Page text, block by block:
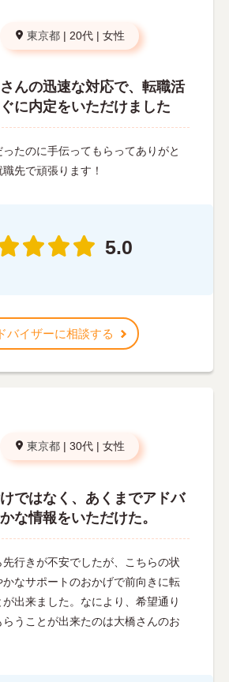
東京都 | 20代 | 女性
んの迅速な対応で、転職活
に内定をいただけました
たのに手伝ってもらってありがと
先で頑張ります！
5.0
バイザーに相談する
東京都 | 30代 | 女性
ではなく、あくまでアドバ
な情報をいただけた。
行きが不安でしたが、こちらの状
なサポートのおかげで前向きに転
出来ました。なにより、希望通り
うことが出来たのは大橋さんのお